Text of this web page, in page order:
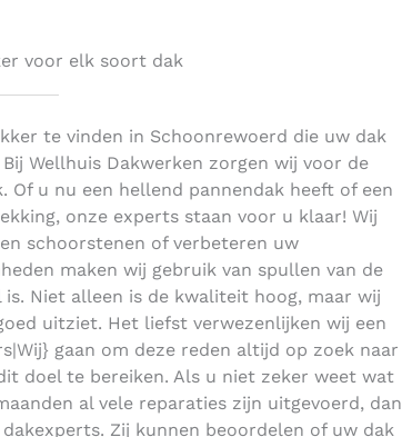
voor elk soort dak
te vinden in Schoonrewoerd die uw dak
Wellhuis Dakwerken zorgen wij voor de
Of u nu een hellend pannendak heeft of een
onze experts staan voor u klaar! Wij
schoorstenen of verbeteren uw
maken wij gebruik van spullen van de
Niet alleen is de kwaliteit hoog, maar wij
uitziet. Het liefst verwezenlijken wij een
gaan om deze reden altijd op zoek naar
doel te bereiken. Als u niet zeker weet wat
al vele reparaties zijn uitgevoerd, dan
Zij kunnen beoordelen of uw dak